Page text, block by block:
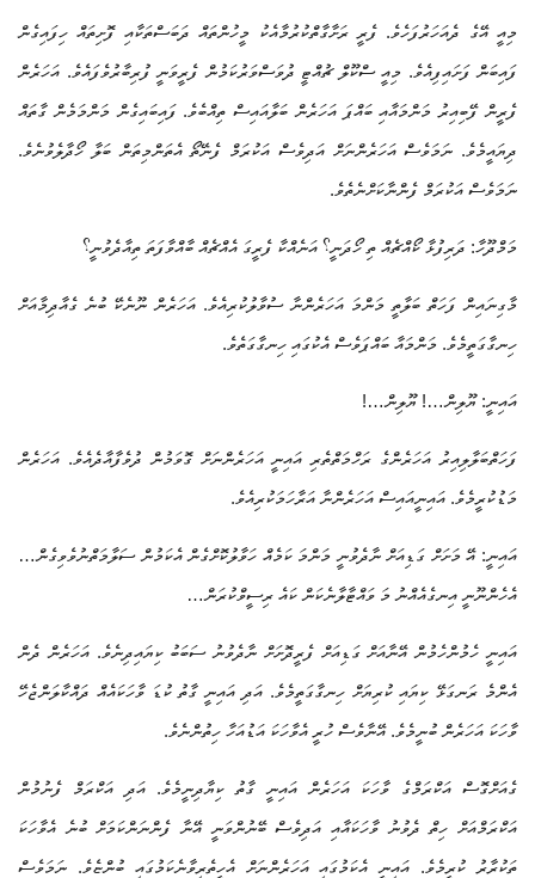
މިއީ އޭގެ ދެއަހަރުފަހެވެ. ފެރީ ރަށާގާތްކުރުމާއެކު މީހުންތައް ދަބަސްތަކާއި ފޮށިތައް ހިފައިގެން
ފައިބަން ފަށައިފިއެވެ. މިއީ ސްކޫލް ޗުއްޓީ ދުވަސްވަރުކަމުން ފެރީވަނީ ފުރިބާރުވެފައެވެ. އަހަރެން
ފެރީން ފޭބިއިރު މަންމައާއި ބައްޕަ އަހަރެން ބަލާއައިސް ތިއްބެވެ. ފައިބައިގެން މަންމަމެން ގާތައް
ދިޔައީމެވެ. ނަމަވެސް އަހަރެންނަށް އަދިވެސް އަކުރަމް ފެނޭތޯ އެތަންމިތަން ބަލާ ހޯދާލެވުނެވެ.
ނަމަވެސް އަކުރަމް ފެންނާކަށްނެތެވެ.
މަމްދޫހާ: ދަރިފުޅާ ކޯއްޗެއް ތި ހޯދަނީ؟ އަނެއްކާ ފެރީގަ އެއްޗެއް ބާއްވާފަތަ ތިއާދެވުނީ؟
މާގިނައިން ފަހަތް ބަލާތީ މަންމަ އަހަރެންނާ ސުވާލުކުރިއެވެ. އަހަރެން ނޫނެކޭ ބުނެ ގެއާދިމާއަށް
ހިނގާގަތީމެވެ. މަންމައާ ބައްޕަވެސް އެކުގައި ހިނގާގަތެވެ.
އައިނީ: ޔޫލިން…! ޔޫލިން…!
ފަހަތްބަލާލިއިރު އަހަރެންގެ ރަހްމަތްތެރި އައިނީ އަހަރެންނަށް ގޮވަމުން ދުވެފާއާދެއެވެ. އަހަރެން
މަޑުކުރީމެވެ. އައިނީއައިސް އަހަރެންނާ އަރާހަމަކުރިއެވެ.
އައިނީ: އޭ މަށަށް ގަޑިއަށް ނާދެވުނީ މަންމަ ކަމެއް ހަވާލުކޮށްގެން އެކަމުން ސަލާމަތްނުވެވިގެން…
އެހެންނޫނީ އިނގެއެއްނު މަ ވައްޓާލާނެކަން ކައެ ރިސީވްކުރަން…
އައިނީ ހެމުންހެމުން އޭނާއަށް ގަޑިއަށް ފެރީދޮށަށް ނާދެވުނު ސަބަބު ކިޔައިދިނެވެ. އަހަރެން ދެން
އެންމެ ރަނގަޅޭ ކިޔައި ކުރިޔަށް ހިނގާގަތީމެވެ. އަދި އައިނީ ގާތު ކުޑަ ވާހަކައެއް ދައްކާލަންޖެހޭ
ވާހަކަ އަހަރެން ބުނީމެވެ. އޭނާވެސް ހުރީ އެވާހަކަ އަޑުއަހާ ހިތުންނެވެ.
ގެއަށްގޮސް އަކްރަމްގެ ވާހަކަ އަހަރެން އައިނީ ގާތު ކިޔާދިނީމެވެ. އަދި އަކްރަމް ފެނުމުން
އަކްރަމްއަށް ހިތް ދެވުނު ވާހަކައާއި އަދިވެސް ބޭނުންވަނީ އޭނާ ފެންނަންކަމަށް ބުނެ އެވާހަކަ
ތަކުރާރު ކުރީމެވެ. އައިނީ އެކަމުގައި އަހަރެންނަށް އެހީތެރިވާނެކަމުގައި ބުންޏެވެ. ނަމަވެސް